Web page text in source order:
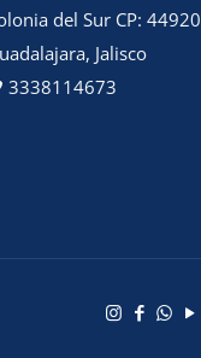
del Sur CP: 44920
Jalisco
3338114673